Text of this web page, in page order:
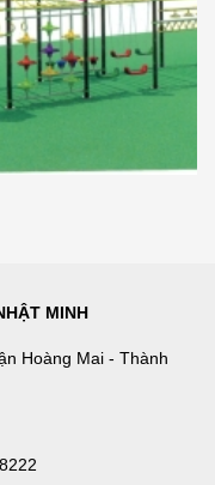
MINH
Hoàng Mai - Thành